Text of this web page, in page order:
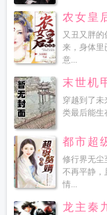
农女皇
又丑又胖
来，身体里
意...
末世机
穿越到了未
类最后能生
都市超
修行界无尘
不再平静，
情...
龙主秦